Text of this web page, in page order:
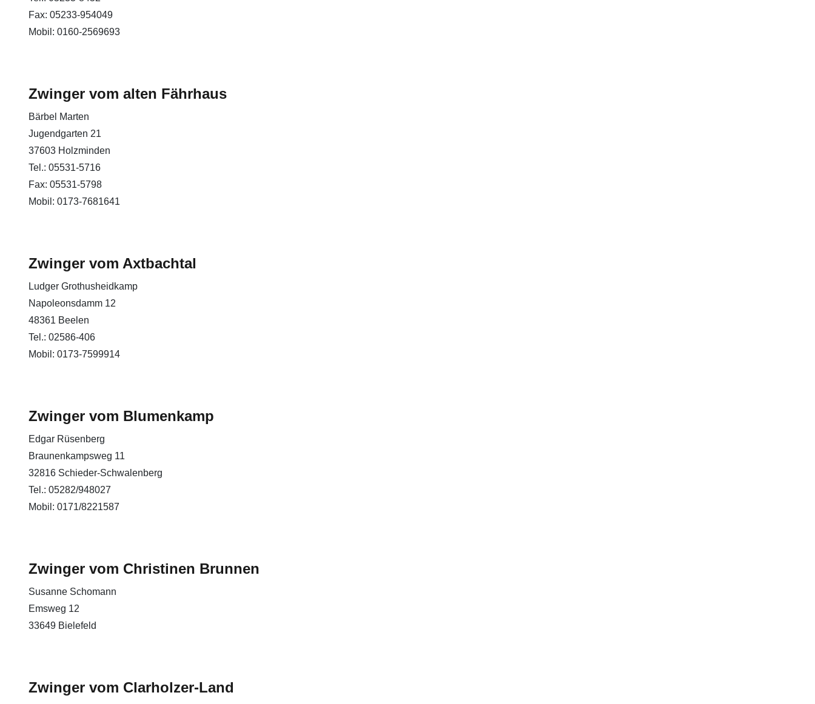
Fax: 05233-954049
Mobil: 0160-2569693
Zwinger vom alten Fährhaus
Bärbel Marten
Jugendgarten 21
37603 Holzminden
Tel.: 05531-5716
Fax: 05531-5798
Mobil: 0173-7681641
Zwinger vom Axtbachtal
Ludger Grothusheidkamp
Napoleonsdamm 12
48361 Beelen
Tel.: 02586-406
Mobil: 0173-7599914
Zwinger vom Blumenkamp
Edgar Rüsenberg
Braunenkampsweg 11
32816 Schieder-Schwalenberg
Tel.: 05282/948027
Mobil: 0171/8221587
Zwinger vom Christinen Brunnen
Susanne Schomann
Emsweg 12
33649 Bielefeld
Zwinger vom Clarholzer-Land